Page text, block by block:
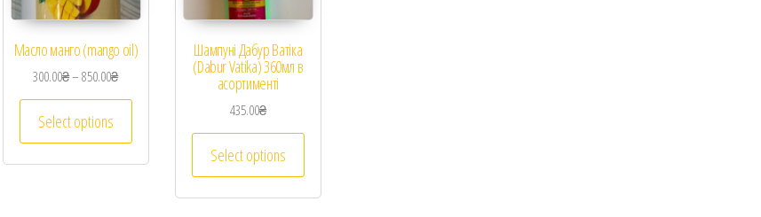
Масло манго (mango oil)
300.00₴–850.00₴
Select options
Шампуні Дабур Ватіка
(Dabur Vatika) 360мл в
асортименті
435.00₴
Select options